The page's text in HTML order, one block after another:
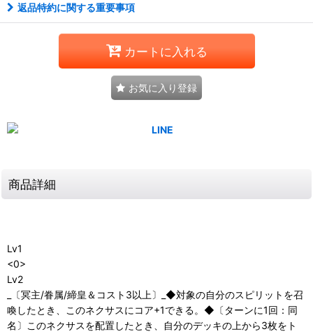
返品特約に関する重要事項
カートに入れる
お気に入り登録
商品詳細
Lv1
<0>
Lv2
_〔冥主/眷属/締皇＆コスト3以上〕_◆対象の自分のスピリットを召
喚したとき、このネクサスにコア+1できる。◆〔ターンに1回：同
名〕このネクサスを配置したとき、自分のデッキの上から3枚をト